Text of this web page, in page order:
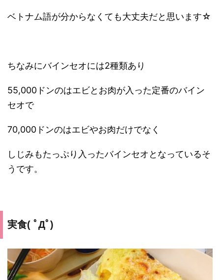
ベトナム語が分からなくても大丈夫だと思います☆
ちなみにバインセオには2種類あり
55,000ドンのはエビとお肉が入った定番のバイン
セオで
70,000ドンのはエビやお肉だけでなく
しじみもたっぷり入ったバインセオとなっているそ
うです。
実食( ﾟДﾟ)